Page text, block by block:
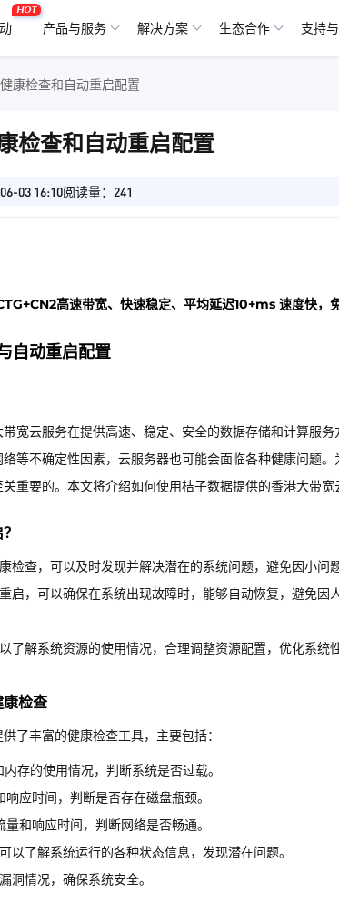
HOT
产品与服务 解决方案 生态合作 支持
康检查和自动重启配置
检查和自动重启配置
03 16:10阅读量：241
高速带宽、快速稳定、平均延迟10+ms 速度快，
自动重启配置
宽云服务在提供高速、稳定、安全的数据存储和计算服
等不确定性因素，云服务器也可能会面临各种健康问题
重要的。本文将介绍如何使用桔子数据提供的香港大带宽
检查，可以及时发现并解决潜在的系统问题，避免因小问
启，可以确保在系统出现故障时，能够自动恢复，避免因
了解系统资源的使用情况，合理调整资源配置，优化系统性
康检查
了丰富的健康检查工具，主要包括：
存的使用情况，判断系统是否过载。
应时间，判断是否存在磁盘瓶颈。
和响应时间，判断网络是否畅通。
以了解系统运行的各种状态信息，发现潜在问题。
洞情况，确保系统安全。